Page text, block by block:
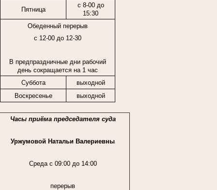
Пятница
с 8-00 до
15:30
Обеденный перерыв
с 12-00 до 12-30
В предпраздничные дни рабочий
день сокращается на 1 час
Суббота
выходной
Воскресенье
выходной
Часы приёма председателя суда
Уржумовой Натальи Валериевны
Среда с 09:00 до 14:00
перерыв